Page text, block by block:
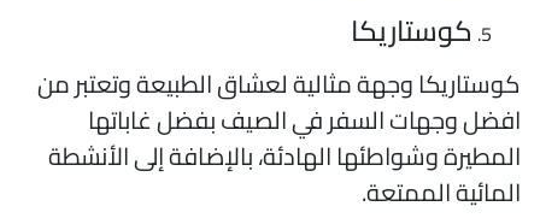
كوستاريكا
وجهة مثالية لعشاق الطبيعة وتعتبر من
وجهات السفر في الصيف بفضل غاباتها
وشواطئها الهادئة، بالإضافة إلى الأنشطة
الممتعة.